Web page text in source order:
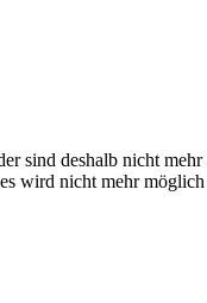
sind deshalb nicht
wird nicht mehr